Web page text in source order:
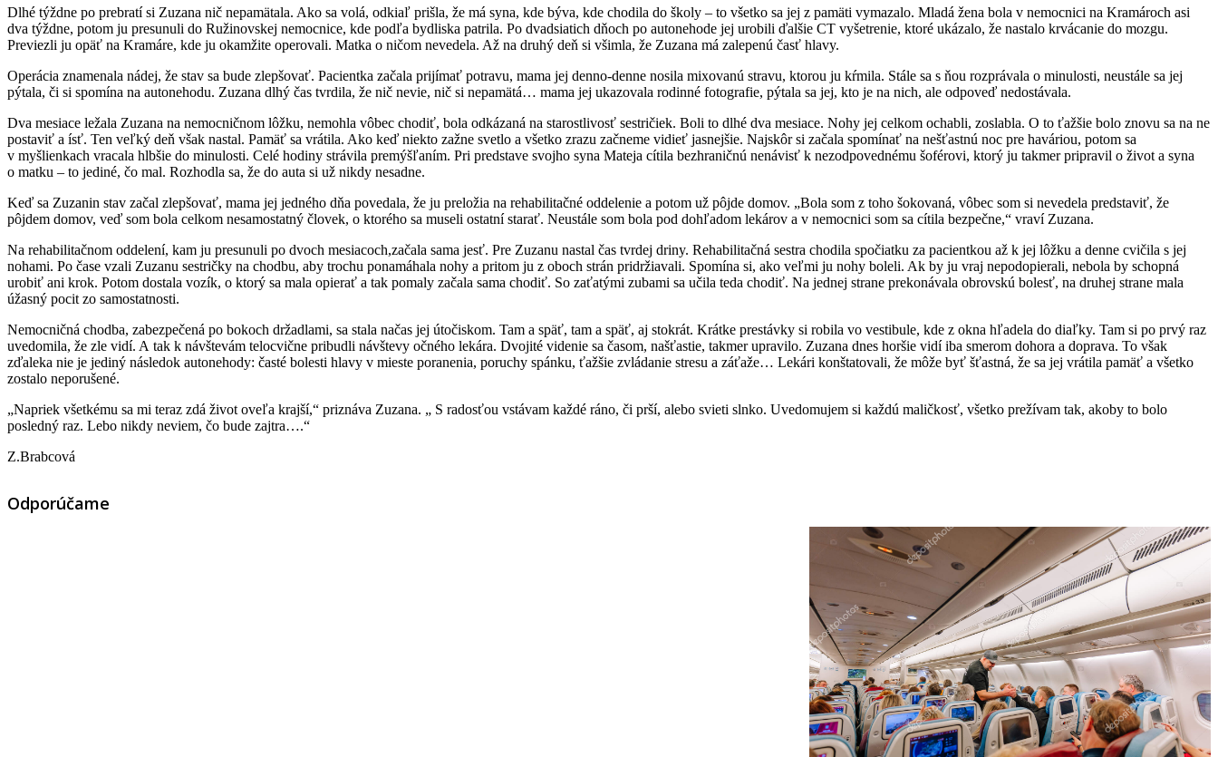
Dlhé týždne po prebratí si Zuzana nič nepamätala. Ako sa volá, odkiaľ prišla, že má syna, kde býva, kde chodila do školy – to všetko sa jej z pamäti vymazalo. Mladá žena bola v nemocnici na Kramároch asi
dva týždne, potom ju presunuli do Ružinovskej nemocnice, kde podľa bydliska patrila. Po dvadsiatich dňoch po autonehode jej urobili ďalšie CT vyšetrenie, ktoré ukázalo, že nastalo krvácanie do mozgu.
Previezli ju opäť na Kramáre, kde ju okamžite operovali. Matka o ničom nevedela. Až na druhý deň si všimla, že Zuzana má zalepenú časť hlavy.
Operácia znamenala nádej, že stav sa bude zlepšovať. Pacientka začala prijímať potravu, mama jej denno-denne nosila mixovanú stravu, ktorou ju kŕmila. Stále sa s ňou rozprávala o minulosti, neustále sa jej
pýtala, či si spomína na autonehodu. Zuzana dlhý čas tvrdila, že nič nevie, nič si nepamätá… mama jej ukazovala rodinné fotografie, pýtala sa jej, kto je na nich, ale odpoveď nedostávala.
Dva mesiace ležala Zuzana na nemocničnom lôžku, nemohla vôbec chodiť, bola odkázaná na starostlivosť sestričiek. Boli to dlhé dva mesiace. Nohy jej celkom ochabli, zoslabla. O to ťažšie bolo znovu sa na ne
postaviť a ísť. Ten veľký deň však nastal. Pamäť sa vrátila. Ako keď niekto zažne svetlo a všetko zrazu začneme vidieť jasnejšie. Najskôr si začala spomínať na nešťastnú noc pre haváriou, potom sa
v myšlienkach vracala hlbšie do minulosti. Celé hodiny strávila premýšľaním. Pri predstave svojho syna Mateja cítila bezhraničnú nenávisť k nezodpovednému šoférovi, ktorý ju takmer pripravil o život a syna
o matku – to jediné, čo mal. Rozhodla sa, že do auta si už nikdy nesadne.
Keď sa Zuzanin stav začal zlepšovať, mama jej jedného dňa povedala, že ju preložia na rehabilitačné oddelenie a potom už pôjde domov. „Bola som z toho šokovaná, vôbec som si nevedela predstaviť, že
pôjdem domov, veď som bola celkom nesamostatný človek, o ktorého sa museli ostatní starať. Neustále som bola pod dohľadom lekárov a v nemocnici som sa cítila bezpečne,“ vraví Zuzana.
Na rehabilitačnom oddelení, kam ju presunuli po dvoch mesiacoch,začala sama jesť. Pre Zuzanu nastal čas tvrdej driny. Rehabilitačná sestra chodila spočiatku za pacientkou až k jej lôžku a denne cvičila s jej
nohami. Po čase vzali Zuzanu sestričky na chodbu, aby trochu ponamáhala nohy a pritom ju z oboch strán pridržiavali. Spomína si, ako veľmi ju nohy boleli. Ak by ju vraj nepodopierali, nebola by schopná
urobiť ani krok. Potom dostala vozík, o ktorý sa mala opierať a tak pomaly začala sama chodiť. So zaťatými zubami sa učila teda chodiť. Na jednej strane prekonávala obrovskú bolesť, na druhej strane mala
úžasný pocit zo samostatnosti.
Nemocničná chodba, zabezpečená po bokoch držadlami, sa stala načas jej útočiskom. Tam a späť, tam a späť, aj stokrát. Krátke prestávky si robila vo vestibule, kde z okna hľadela do diaľky. Tam si po prvý raz
uvedomila, že zle vidí. A tak k návštevám telocvične pribudli návštevy očného lekára. Dvojité videnie sa časom, našťastie, takmer upravilo. Zuzana dnes horšie vidí iba smerom dohora a doprava. To však
zďaleka nie je jediný následok autonehody: časté bolesti hlavy v mieste poranenia, poruchy spánku, ťažšie zvládanie stresu a záťaže… Lekári konštatovali, že môže byť šťastná, že sa jej vrátila pamäť a všetko
zostalo neporušené.
„Napriek všetkému sa mi teraz zdá život oveľa krajší,“ priznáva Zuzana. „ S radosťou vstávam každé ráno, či prší, alebo svieti slnko. Uvedomujem si každú maličkosť, všetko prežívam tak, akoby to bolo
posledný raz. Lebo nikdy neviem, čo bude zajtra….“
Z.Brabcová
Odporúčame